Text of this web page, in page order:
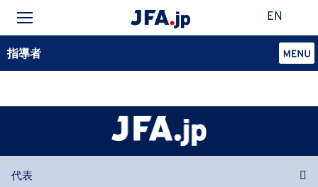
EN
指導者
代表